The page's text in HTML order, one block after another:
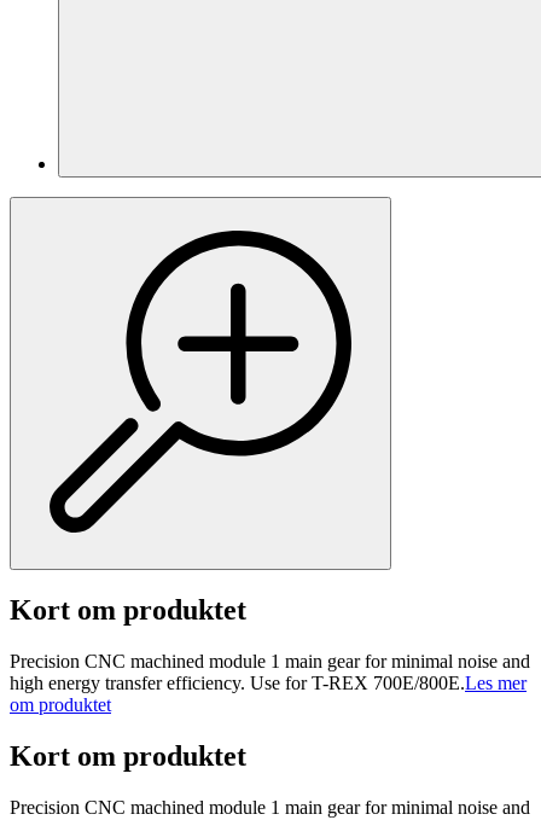
Kort om produktet
Precision CNC machined module 1 main gear for minimal noise and
high energy transfer efficiency. Use for T-REX 700E/800E.Les mer
om produktet
Kort om produktet
Precision CNC machined module 1 main gear for minimal noise and